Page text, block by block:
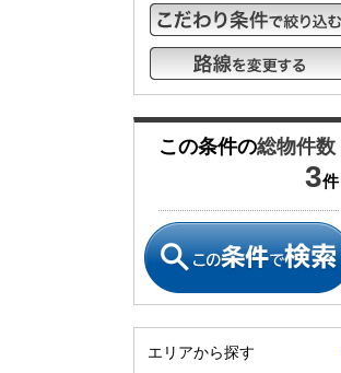
この条件の総物件数
3件
エリアから探す
千葉市エリア
千葉市エリアの新築一戸建
千葉市エリアの中古一戸建
千葉市エリアのマンション
千葉市エリアの土地
神奈川全域エリアの新築一戸建
神奈川全域エリアの中古一戸建
神奈川全域エリアのマンション
神奈川全域エリアの土地